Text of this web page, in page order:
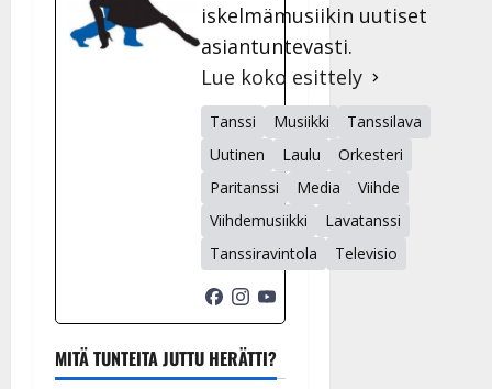
iskelmämusiikin uutiset
asiantuntevasti.
Lue koko esittely
Tanssi Musiikki
Tanssilava
Uutinen
Laulu
Orkesteri
Paritanssi
Media
Viihde
Viihdemusiikki
Lavatanssi
Tanssiravintola
Televisio
MITÄ TUNTEITA JUTTU HERÄTTI?